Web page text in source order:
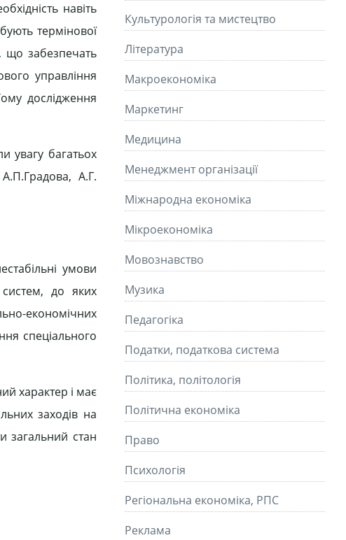
навіть
термінової
що забезпечать
управління
дослідження
увагу багатьох
А.П.Градова, А.Г.
умови
систем, до яких
економічних
спеціального
характер і має
заходів на
загальний стан
Культурологія та мистецтво
Літературa
Макроекономіка
Маркетинг
Медицина
Менеджмент організації
Міжнародна економіка
Мікроекономіка
Мовознавство
Музика
Педагогіка
Податки, податкова система
Політика, політологія
Політична економіка
Право
Психологія
Регіональна економіка, РПС
Реклама